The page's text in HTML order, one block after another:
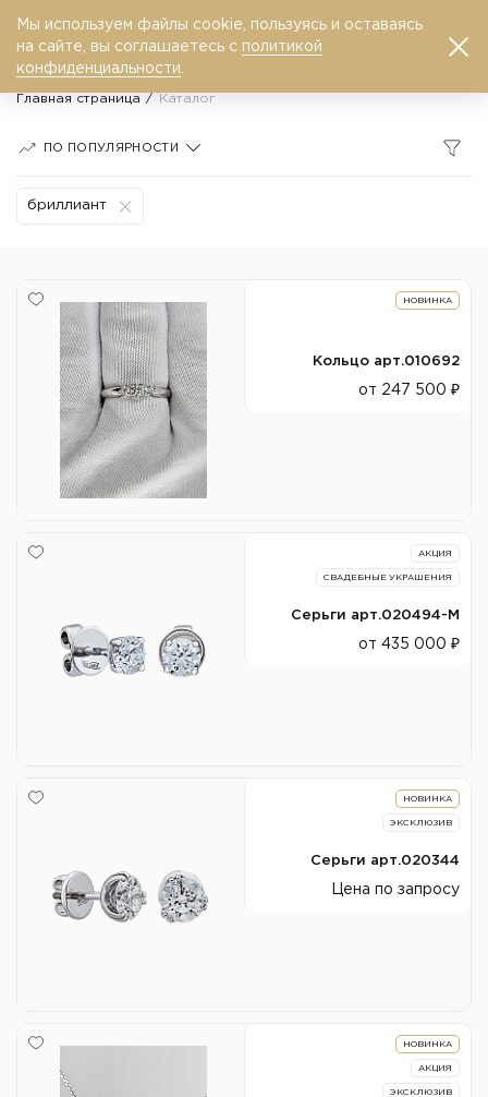
0
Главная страница Каталог
ПО ПОПУЛЯРНОСТИ
бриллиант
НОВИНКА
Кольцо арт.010692
от 247 500 ₽
АКЦИЯ
СВАДЕБНЫЕ УКРАШЕНИЯ
Серьги арт.020494-М
от 435 000 ₽
НОВИНКА
ЭКСКЛЮЗИВ
Серьги арт.020344
Цена по запросу
НОВИНКА
АКЦИЯ
ЭКСКЛЮЗИВ
Мы используем файлы cookie, пользуясь и оставаясь
на сайте, вы соглашаетесь с политикой
конфиденциальности